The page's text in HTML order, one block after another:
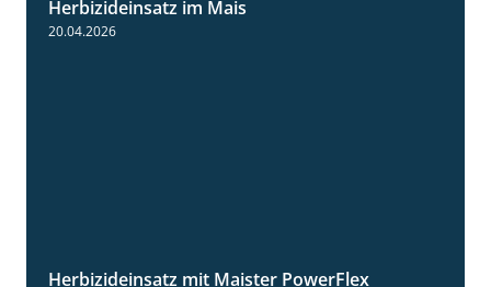
Herbizideinsatz im Mais
20.04.2026